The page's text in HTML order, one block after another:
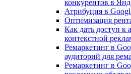
конкурентов в
Атрибуция в
Оптимизация
Как дать доступ к
контекстной
Ремаркетинг в
аудиторий для
Ремаркетинг в